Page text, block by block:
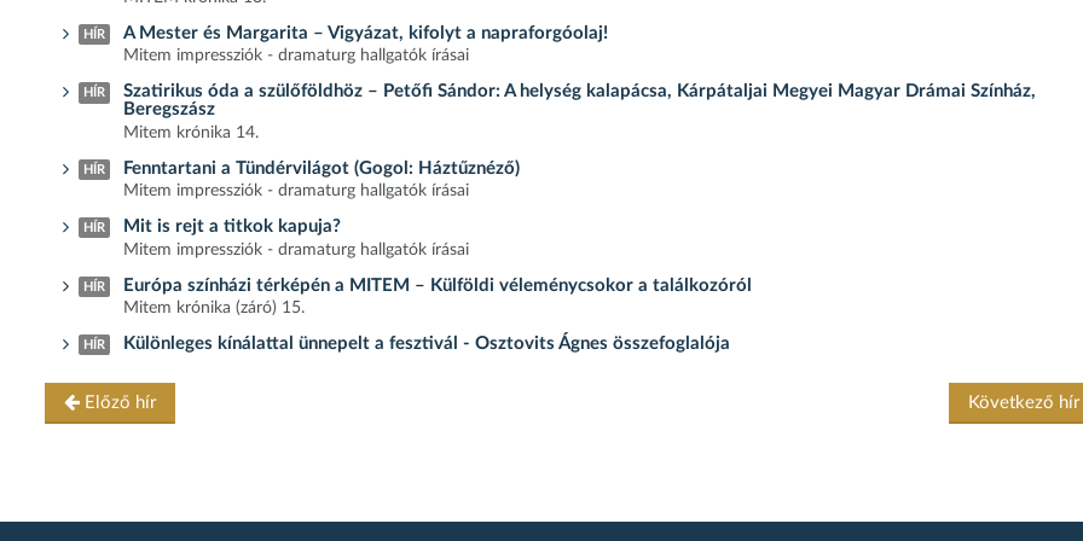
HÍR A Mester és Margarita – Vigyázat, kifolyt a napraforgóolaj!
Mitem impressziók - dramaturg hallgatók írásai
HÍR
Szatirikus óda a szülőföldhöz – Petőfi Sándor: A helység kalapácsa, Kárpátaljai Megyei Magyar Drámai Színház,
Beregszász
Mitem krónika 14.
HÍR Fenntartani a Tündérvilágot (Gogol: Háztűznéző)
Mitem impressziók - dramaturg hallgatók írásai
HÍR Mit is rejt a titkok kapuja?
Mitem impressziók - dramaturg hallgatók írásai
HÍR Európa színházi térképén a MITEM – Külföldi véleménycsokor a találkozóról
Mitem krónika (záró) 15.
HÍR Különleges kínálattal ünnepelt a fesztivál - Osztovits Ágnes összefoglalója
Előző hír Következő hír